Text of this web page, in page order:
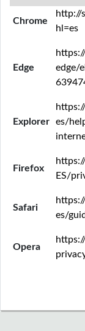
Chrome
http://
hl=es
Edge
edge/
Explorer
es/
Firefox
ES/
Safari
es/
Opera